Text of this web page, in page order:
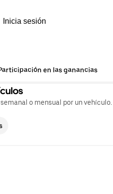
Inicia sesión
en las ganancias
o mensual por un vehículo.